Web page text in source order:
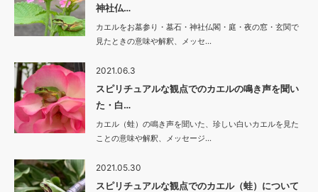
神社仏…
カエルをお墓参り・墓石・神社仏閣・庭・夜の窓・玄関で
見たときの意味や解釈、メッセ…
2021.06.3
スピリチュアルな観点でのカエルの鳴き声を聞い
た・白…
カエル（蛙）の鳴き声を聞いた、珍しい白いカエルを見た
ことの意味や解釈、メッセージ…
2021.05.30
スピリチュアルな観点でのカエル（蛙）について